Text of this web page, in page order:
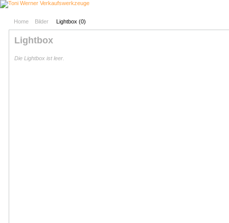
Home Bilder Lightbox (0)
Lightbox
Die Lightbox ist leer.